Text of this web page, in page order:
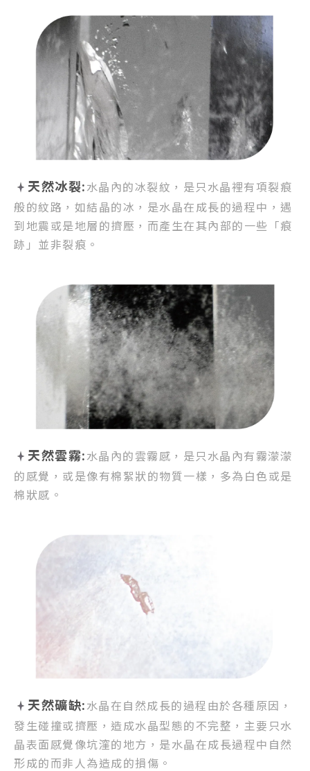
天然冰裂:水晶內的冰裂紋， 是只水晶裡有項裂痕
般的紋路， 如結晶的冰，是水晶在成長的過程中， 遇
到地震或是地層的擠壓， 而產生在其內部的一些「痕
跡」並非裂痕。
天然雲霧:水晶內的雲霧感， 是只水晶內有霧濛濛
的感覺， 或是像有棉絮狀的物質一樣， 多為白色或是
棉狀感。
天然礦缺:水晶在自然成長的過程由於各種原因，
發生碰撞或擠壓， 造成水晶型態的不完整， 主要只水
晶表面感覺像坑漥的地方， 是水晶在成長過程中自然
形成的而非人為造成的損傷。